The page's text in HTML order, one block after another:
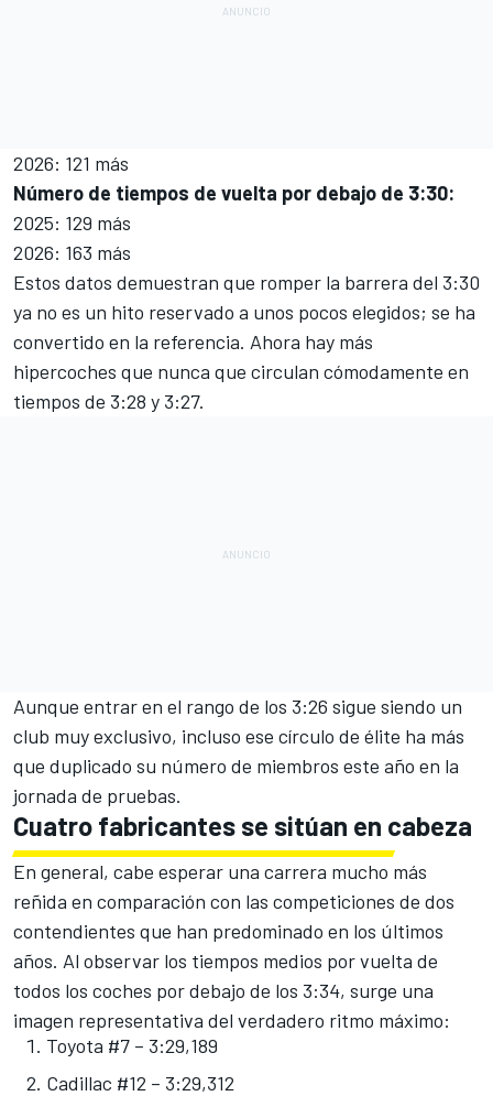
2026: 121 más
Número de tiempos de vuelta por debajo de 3:30:
2025: 129 más
2026: 163 más
Estos datos demuestran que romper la barrera del 3:30
ya no es un hito reservado a unos pocos elegidos; se ha
convertido en la referencia. Ahora hay más
hipercoches que nunca que circulan cómodamente en
tiempos de 3:28 y 3:27.
Aunque entrar en el rango de los 3:26 sigue siendo un
club muy exclusivo, incluso ese círculo de élite ha más
que duplicado su número de miembros este año en la
jornada de pruebas.
Cuatro fabricantes se sitúan en cabeza
En general, cabe esperar una carrera mucho más
reñida en comparación con las competiciones de dos
contendientes que han predominado en los últimos
años. Al observar los tiempos medios por vuelta de
todos los coches por debajo de los 3:34, surge una
imagen representativa del verdadero ritmo máximo:
Toyota #7 – 3:29,189
Cadillac #12 – 3:29,312